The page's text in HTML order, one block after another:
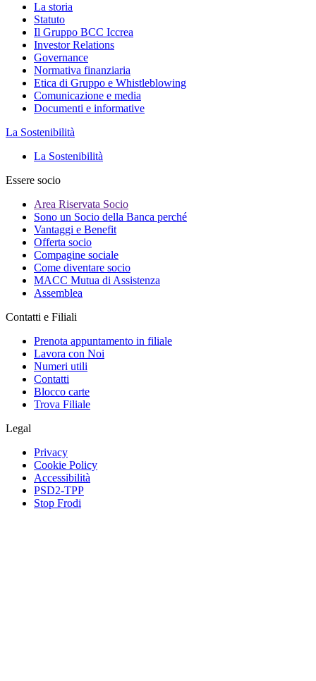
La storia
Statuto
Il Gruppo BCC Iccrea
Investor Relations
Governance
Normativa finanziaria
Etica di Gruppo e Whistleblowing
Comunicazione e media
Documenti e informative
La Sostenibilità
La Sostenibilità
Essere socio
Area Riservata Socio
Sono un Socio della Banca perché
Vantaggi e Benefit
Offerta socio
Compagine sociale
Come diventare socio
MACC Mutua di Assistenza
Assemblea
Contatti e Filiali
Prenota appuntamento in filiale
Lavora con Noi
Numeri utili
Contatti
Blocco carte
Trova Filiale
Legal
Privacy
Cookie Policy
Accessibilità
PSD2-TPP
Stop Frodi